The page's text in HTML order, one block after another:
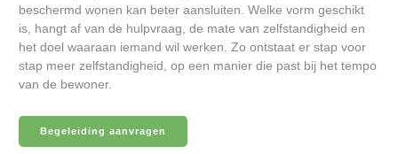
beschermd wonen kan beter aansluiten. Welke vorm geschikt
is, hangt af van de hulpvraag, de mate van zelfstandigheid en
het doel waaraan iemand wil werken. Zo ontstaat er stap voor
stap meer zelfstandigheid, op een manier die past bij het tempo
van de bewoner.
Begeleiding aanvragen